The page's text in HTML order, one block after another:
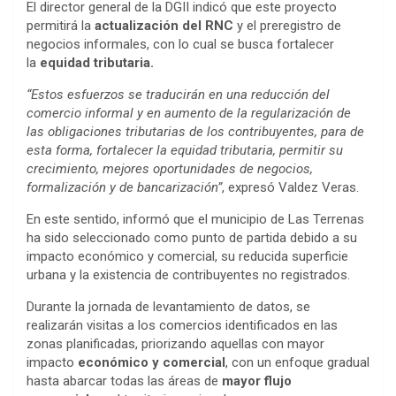
El director general de la DGII indicó que este proyecto
permitirá la actualización del RNC y el preregistro de
negocios informales, con lo cual se busca fortalecer
la equidad tributaria.
“Estos esfuerzos se traducirán en una reducción del
comercio informal y en aumento de la regularización de
las obligaciones tributarias de los contribuyentes, para de
esta forma, fortalecer la equidad tributaria, permitir su
crecimiento, mejores oportunidades de negocios,
formalización y de bancarización”, expresó Valdez Veras.
En este sentido, informó que el municipio de Las Terrenas
ha sido seleccionado como punto de partida debido a su
impacto económico y comercial, su reducida superficie
urbana y la existencia de contribuyentes no registrados.
Durante la jornada de levantamiento de datos, se
realizarán visitas a los comercios identificados en las
zonas planificadas, priorizando aquellas con mayor
impacto económico y comercial, con un enfoque gradual
hasta abarcar todas las áreas de mayor flujo